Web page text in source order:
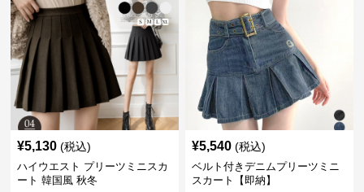
¥5,130 (税込)
ハイウエスト プリーツミニスカ
ート 韓国風 秋冬
¥5,540 (税込)
ベルト付きデニムプリーツミニ
スカート【即納】